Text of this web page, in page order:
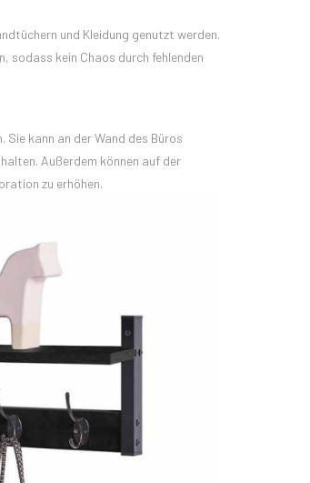
und Kleidung genutzt werden.
sodass kein Chaos durch fehlenden
kann an der Wand des Büros
Außerdem können auf der
zu erhöhen.